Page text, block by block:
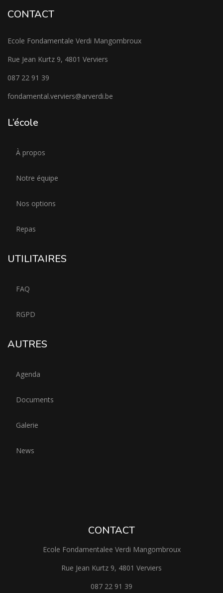
CONTACT
Ecole Fondamentale Verdi Mangombroux
Rue Jean Kurtz 9, 4801 Verviers
087 22 91 39
fondamental.verviers@arverdi.be
L’école
À propos
Notre équipe
Nos options
Repas
UTILITAIRES
FAQ
RGPD
AUTRES
Agenda
Documents
Galerie
News
CONTACT
Ecole Fondamentalee Verdi Mangombroux
Rue Jean Kurtz 9, 4801 Verviers
087 22 91 39